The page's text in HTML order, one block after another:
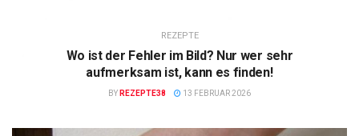
REZEPTE
Wo ist der Fehler im Bild? Nur wer sehr
aufmerksam ist, kann es finden!
BY REZEPTE38 13 FEBRUAR 2026